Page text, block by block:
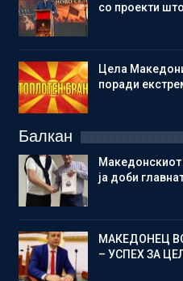
со проекти
Цела
поради
Балкан
ја доби
МАКЕДОНЕЦ
– УСПЕХ ЗА